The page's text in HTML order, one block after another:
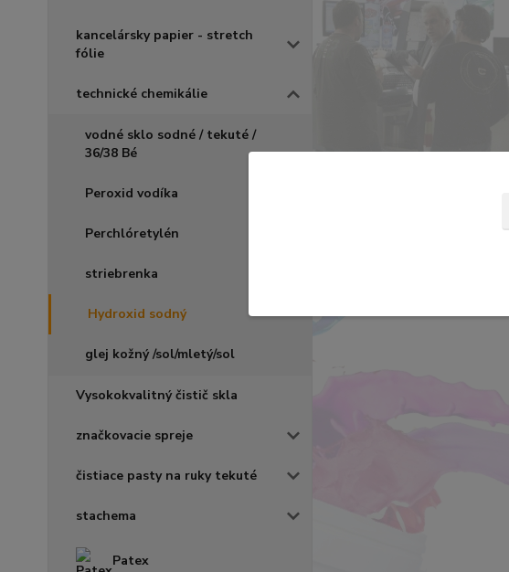
kancelársky papier - stretch
fólie
technické chemikálie
vodné sklo sodné / tekuté /
36/38 Bé
Peroxid vodíka
Perchlóretylén
striebrenka
Hydroxid sodný
glej kožný /sol/mletý/sol
Vysokokvalitný čistič skla
značkovacie spreje
čistiace pasty na ruky tekuté
stachema
Patex